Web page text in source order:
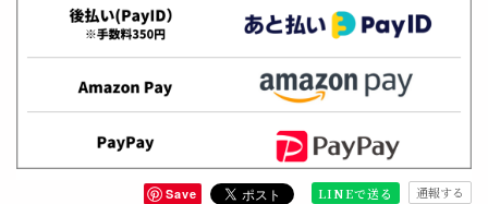
Save LINEで送る 通報する